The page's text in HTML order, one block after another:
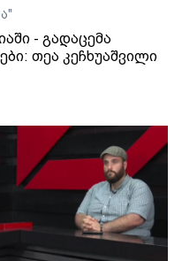
- გადაცემა
თეა კეჩხუაშვილი